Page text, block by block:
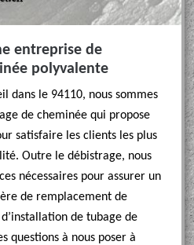
entreprise de
polyvalente
dans le 94110, nous sommes
de cheminée qui propose
satisfaire les clients les plus
Outre le débistrage, nous
nécessaires pour assurer un
de remplacement de
de tubage de
questions à nous poser à